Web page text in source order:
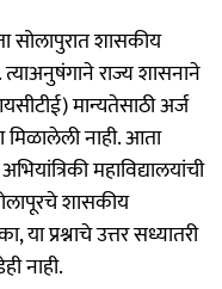
सोलापुरात शासकीय
राज्य शासनाने
मान्यतेसाठी अर्ज
नाही. आता
महाविद्यालयांची
शासकीय
या प्रश्नाचे उत्तर सध्यातरी
नाही.